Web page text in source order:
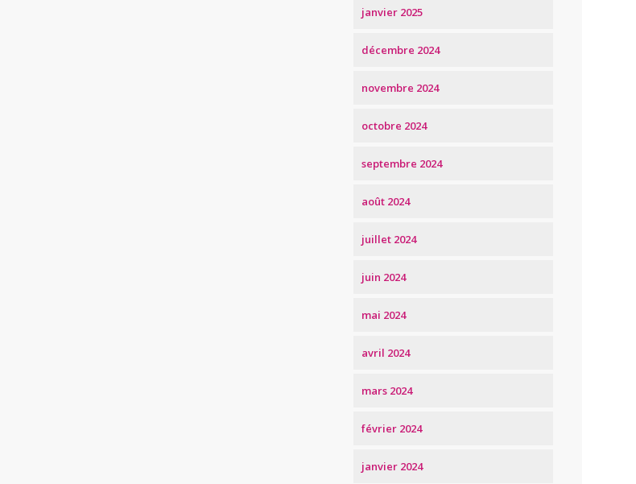
janvier 2025
décembre 2024
novembre 2024
octobre 2024
septembre 2024
août 2024
juillet 2024
juin 2024
mai 2024
avril 2024
mars 2024
février 2024
janvier 2024